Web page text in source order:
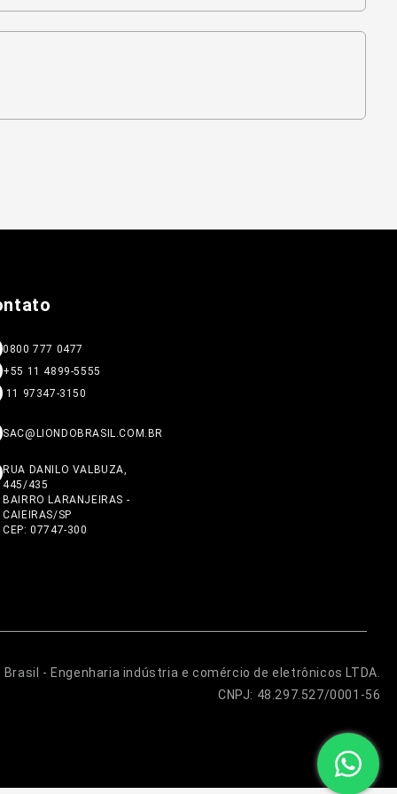
0800 777 0477
+55 11 4899-5555
11 97347-3150
SAC@LIONDOBRASIL.COM.BR
RUA DANILO VALBUZA,
445/435
BAIRRO LARANJEIRAS -
CAIEIRAS/SP
CEP: 07747-300
Brasil - Engenharia indústria e comércio de eletrônicos LTDA.
CNPJ: 48.297.527/0001-56